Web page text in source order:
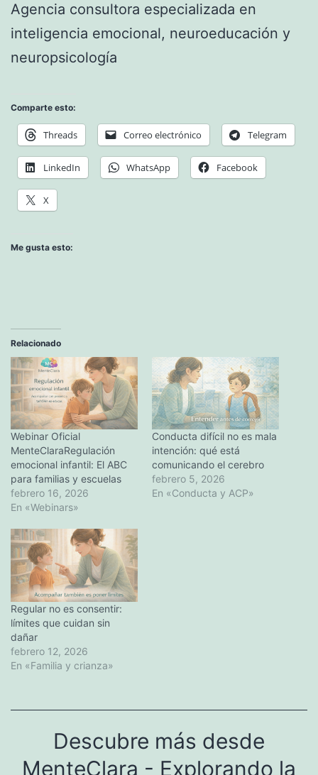
Agencia consultora especializada en
inteligencia emocional, neuroeducación y
neuropsicología
Comparte esto:
Threads Correo electrónico Telegram
LinkedIn WhatsApp Facebook
X
Me gusta esto:
Relacionado
Webinar Oficial
MenteClaraRegulación
emocional infantil: El ABC
para familias y escuelas
febrero 16, 2026
En «Webinars»
Conducta difícil no es mala
intención: qué está
comunicando el cerebro
febrero 5, 2026
En «Conducta y ACP»
Regular no es consentir:
límites que cuidan sin
dañar
febrero 12, 2026
En «Familia y crianza»
Descubre más desde
MenteClara - Explorando la